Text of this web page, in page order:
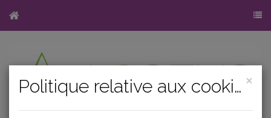
×
Politique relative aux cookies